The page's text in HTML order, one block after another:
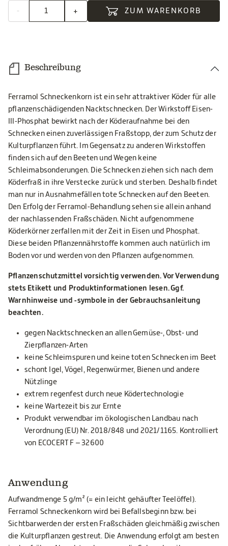
- + ZUM WARENKORB
Beschreibung
Ferramol Schneckenkorn ist ein sehr attraktiver Köder für alle
pflanzenschädigenden Nacktschnecken. Der Wirkstoff Eisen-
III-Phosphat bewirkt nach der Köderaufnahme bei den
Schnecken einen zuverlässigen Fraßstopp, der zum Schutz der
Kulturpflanzen führt. Im Gegensatz zu anderen Wirkstoffen
finden sich auf den Beeten und Wegen keine
Schleimabsonderungen. Die Schnecken ziehen sich nach dem
Köderfraß in ihre Verstecke zurück und sterben. Deshalb findet
man nur in Ausnahmefällen tote Schnecken auf den Beeten.
Den Erfolg der Ferramol-Behandlung sehen sie allein anhand
der nachlassenden Fraßschäden. Nicht aufgenommene
Köderkörner zerfallen mit der Zeit in Eisen und Phosphat.
Diese beiden Pflanzennährstoffe kommen auch natürlich im
Boden vor und werden von den Pflanzen aufgenommen.
Pflanzenschutzmittel vorsichtig verwenden. Vor Verwendung
stets Etikett und Produktinformationen lesen. Ggf.
Warnhinweise und -symbole in der Gebrauchsanleitung
beachten.
gegen Nacktschnecken an allen Gemüse-, Obst- und
Zierpflanzen-Arten
keine Schleimspuren und keine toten Schnecken im Beet
schont Igel, Vögel, Regenwürmer, Bienen und andere
Nützlinge
extrem regenfest durch neue Ködertechnologie
keine Wartezeit bis zur Ernte
Produkt verwendbar im ökologischen Landbau nach
Verordnung (EU) Nr. 2018/848 und 2021/1165. Kontrolliert
von ECOCERT F – 32600
Anwendung
Aufwandmenge 5 g/m² (= ein leicht gehäufter Teelöffel).
Ferramol Schneckenkorn wird bei Befallsbeginn bzw. bei
Sichtbarwerden der ersten Fraßschäden gleichmäßig zwischen
die Kulturpflanzen gestreut. Die Anwendung erfolgt am besten